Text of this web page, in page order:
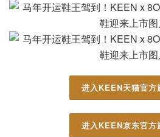
进入KEEN天猫官方
进入KEEN京东官方